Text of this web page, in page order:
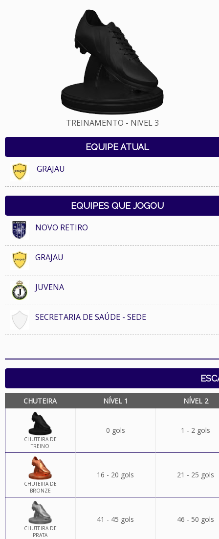
TREINAMENTO - NíVEL 3
EQUIPE ATUAL
GRAJAU
EQUIPES QUE JOGOU
NOVO RETIRO
GRAJAU
JUVENA
SECRETARIA DE SAÚDE - SEDE
CHUTEIRA NÍVEL 1 NÍVEL 2
CHUTEIRA DE
TREINO
0 gols 1 - 2 gols
CHUTEIRA DE
BRONZE
16 - 20 gols 21 - 25 gols
CHUTEIRA DE
PRATA
41 - 45 gols 46 - 50 gols